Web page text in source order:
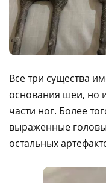
Все три существа
основания шеи, но
части ног. Более
выраженные
остальных